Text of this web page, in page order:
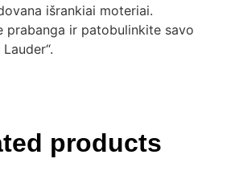
išrankiai moteriai.
prabanga ir patobulinkite savo
products